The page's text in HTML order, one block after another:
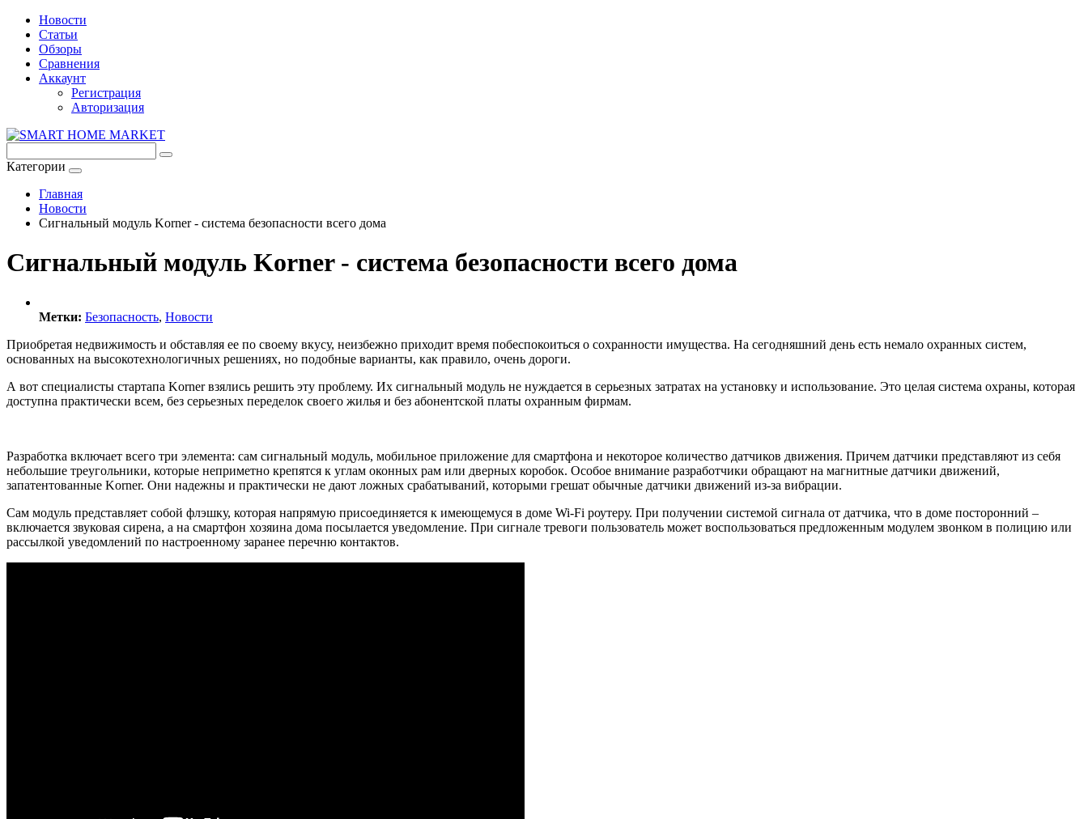
Новости
Статьи
Обзоры
Сравнения
Аккаунт
Регистрация
Авторизация
Категории
Главная
Новости
Сигнальный модуль Korner - система безопасности всего дома
Сигнальный модуль Korner - система безопасности всего дома
Метки: Безопасность, Новости
Приобретая недвижимость и обставляя ее по своему вкусу, неизбежно приходит время побеспокоиться о сохранности имущества. На сегодняшний день есть немало охранных систем,
основанных на высокотехнологичных решениях, но подобные варианты, как правило, очень дороги.
А вот специалисты стартапа Korner взялись решить эту проблему. Их сигнальный модуль не нуждается в серьезных затратах на установку и использование. Это целая система охраны, которая
доступна практически всем, без серьезных переделок своего жилья и без абонентской платы охранным фирмам.
Разработка включает всего три элемента: сам сигнальный модуль, мобильное приложение для смартфона и некоторое количество датчиков движения. Причем датчики представляют из себя
небольшие треугольники, которые неприметно крепятся к углам оконных рам или дверных коробок. Особое внимание разработчики обращают на магнитные датчики движений,
запатентованные Korner. Они надежны и практически не дают ложных срабатываний, которыми грешат обычные датчики движений из-за вибрации.
Сам модуль представляет собой флэшку, которая напрямую присоединяется к имеющемуся в доме Wi-Fi роутеру. При получении системой сигнала от датчика, что в доме посторонний –
включается звуковая сирена, а на смартфон хозяина дома посылается уведомление. При сигнале тревоги пользователь может воспользоваться предложенным модулем звонком в полицию или
рассылкой уведомлений по настроенному заранее перечню контактов.